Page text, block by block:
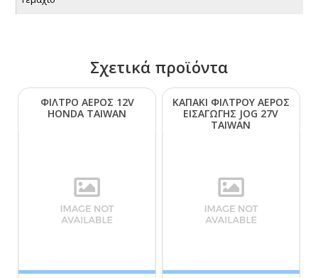
Σχετικά προϊόντα
ΦΙΛΤΡΟ ΑΕΡΟΣ 12V
ΗΟΝDΑ ΤΑΙWΑΝ
ΚΑΠΑΚΙ ΦΙΛΤΡΟΥ ΑΕΡΟΣ
ΕΙΣΑΓΩΓΗΣ JΟG 27V
ΤΑΙWΑΝ